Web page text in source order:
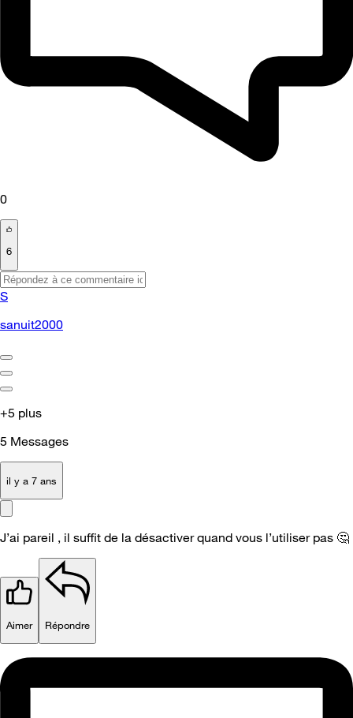
0
6
S
sanuit2000
+5 plus
5 Messages
il y a 7 ans
J’ai pareil , il suffit de la désactiver quand vous l’utiliser pas 🤔
Aimer Répondre